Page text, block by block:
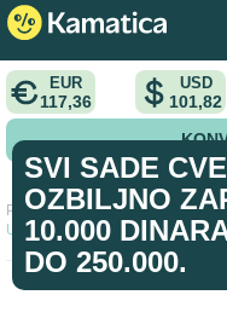
EUR
117,36
USD
101,82
Početna > savet >
Uložite 10.000 dinara , a zarada
SVI SADE
OZBILJNO
10.000
DO 250.000.